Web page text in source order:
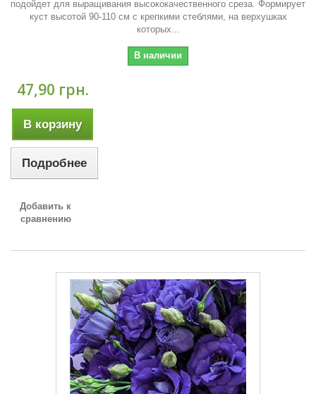
подойдет для выращивания высококачественного среза. Формирует
куст высотой 90-110 см с крепкими стеблями, на верхушках
которых...
В наличии
47,90 грн.
В корзину
Подробнее
Добавить к
сравнению